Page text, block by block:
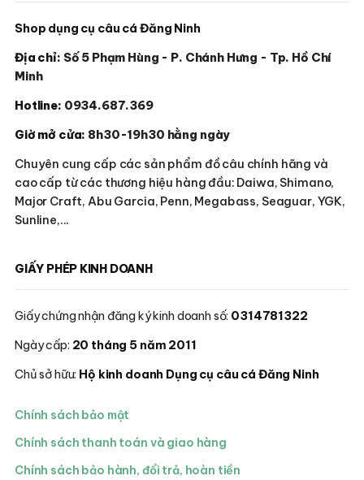
Shop dụng cụ câu cá Đăng Ninh
Địa chỉ: Số 5 Phạm Hùng - P. Chánh Hưng - Tp. Hồ Chí
Minh
Hotline: 0934.687.369
Giờ mở cửa: 8h30-19h30 hằng ngày
Chuyên cung cấp các sản phẩm đồ câu chính hãng và
cao cấp từ các thương hiệu hàng đầu: Daiwa, Shimano,
Major Craft, Abu Garcia, Penn, Megabass, Seaguar, YGK,
Sunline,...
GIẤY PHÉP KINH DOANH
Giấy chứng nhận đăng ký kinh doanh số: 0314781322
Ngày cấp: 20 tháng 5 năm 2011
Chủ sở hữu: Hộ kinh doanh Dụng cụ câu cá Đăng Ninh
Chính sách bảo mật
Chính sách thanh toán và giao hàng
Chính sách bảo hành, đổi trả, hoàn tiền